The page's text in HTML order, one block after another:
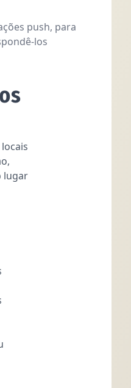
push, para
los
lugar